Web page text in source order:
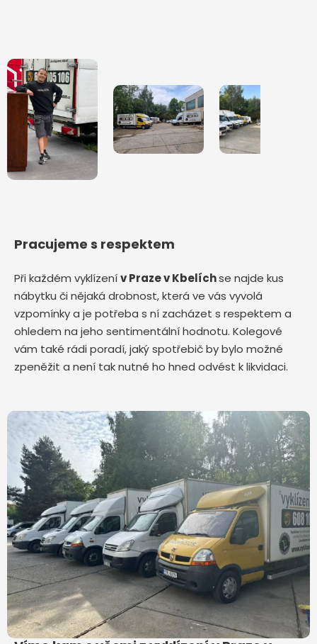
Pracujeme s respektem
Při každém vyklízenív Praze v Kbelíchse najde kus
nábytku či nějaká drobnost, která ve vás vyvolá
vzpomínky a je potřeba s ní zacházet s respektem a
ohledem na jeho sentimentální hodnotu. Kolegové
vám také rádi poradí, jaký spotřebič by bylo možné
zpeněžit a není tak nutné ho hned odvést k likvidaci.